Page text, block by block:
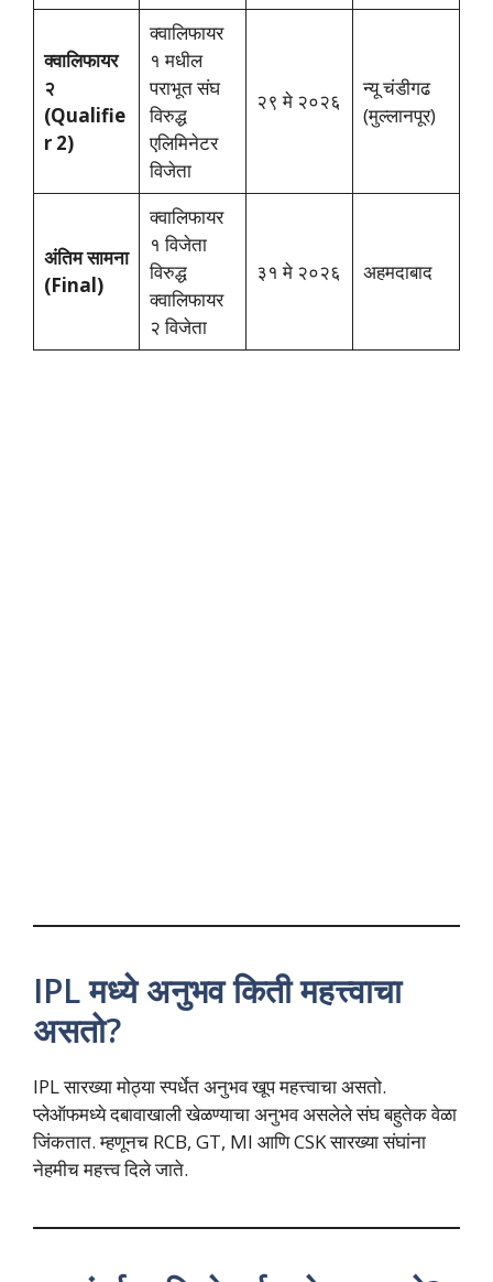
क्वालिफायर
२
(Qualifie
r 2)
क्वालिफायर
१ मधील
पराभूत संघ
विरुद्ध
एलिमिनेटर
विजेता
२९ मे २०२६
न्यू चंडीगढ
(मुल्लानपूर)
अंतिम सामना
(Final)
क्वालिफायर
१ विजेता
विरुद्ध
क्वालिफायर
२ विजेता
३१ मे २०२६ अहमदाबाद
IPL मध्ये अनुभव किती महत्त्वाचा
असतो?
IPL सारख्या मोठ्या स्पर्धेत अनुभव खूप महत्त्वाचा असतो.
प्लेऑफमध्ये दबावाखाली खेळण्याचा अनुभव असलेले संघ बहुतेक वेळा
जिंकतात. म्हणूनच RCB, GT, MI आणि CSK सारख्या संघांना
नेहमीच महत्त्व दिले जाते.